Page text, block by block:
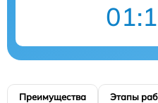
Преимущества Этапы